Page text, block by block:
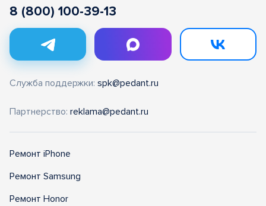
8 (800) 100-39-13
Служба поддержки: spk@pedant.ru
Партнерство: reklama@pedant.ru
Ремонт iPhone
Ремонт Samsung
Ремонт Honor